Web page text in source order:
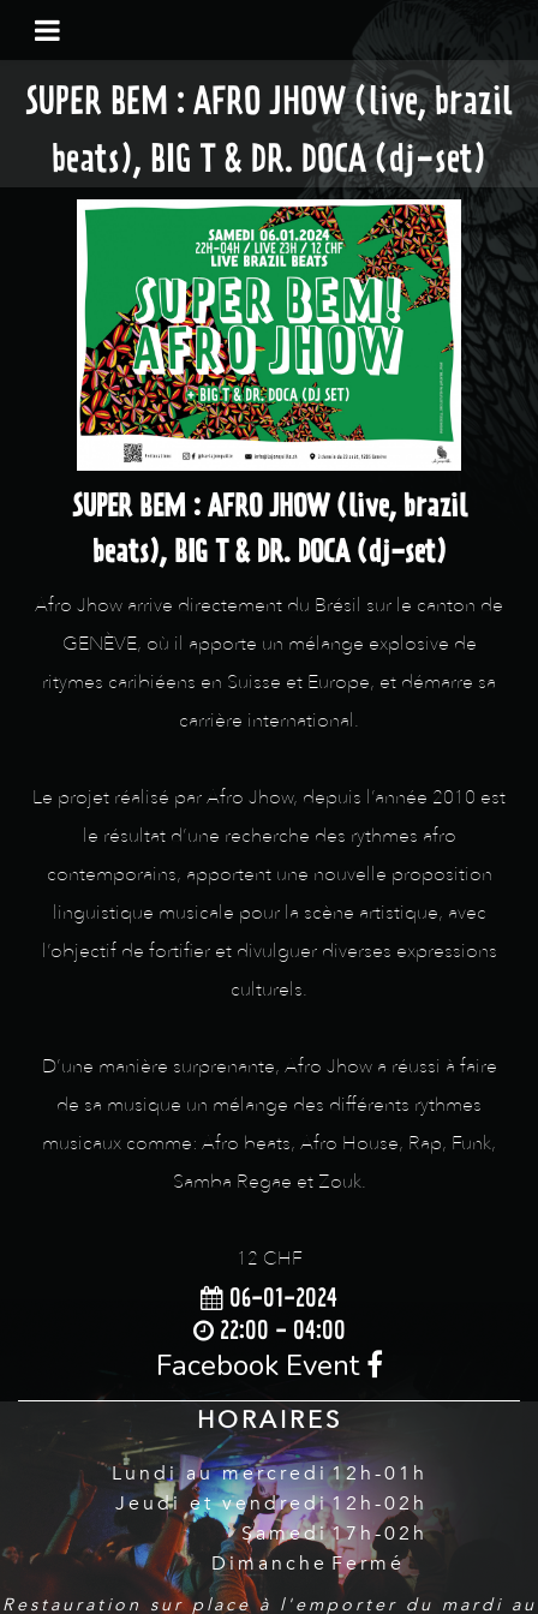
SUPER BEM : AFRO JHOW (live, brazil
beats), BIG T & DR. DOCA (dj-set)
SUPER BEM : AFRO JHOW (live, brazil
beats), BIG T & DR. DOCA (dj-set)
Afro Jhow arrive directement du Brésil sur le canton de
GENÈVE, où il apporte un mélange explosive de
ritymes caribiéens en Suisse et Europe, et démarre sa
carrière international.
Le projet réalisé par Afro Jhow, depuis l’année 2010 est
le résultat d’une recherche des rythmes afro
contemporains, apportent une nouvelle proposition
linguistique musicale pour la scène artistique, avec
l’objectif de fortifier et divulguer diverses expressions
culturels.
D’une manière surprenante, Afro Jhow a réussi à faire
de sa musique un mélange des différents rythmes
musicaux comme: Afro beats, Afro House, Rap, Funk,
Samba Regae et Zouk.
12 CHF
06-01-2024
22:00 - 04:00
Facebook Event
HORAIRES
Lundi au mercredi
Jeudi et vendredi
Samedi
Dimanche
12h-01h
12h-02h
17h-02h
Fermé
Restauration sur place à l'emporter du mardi au